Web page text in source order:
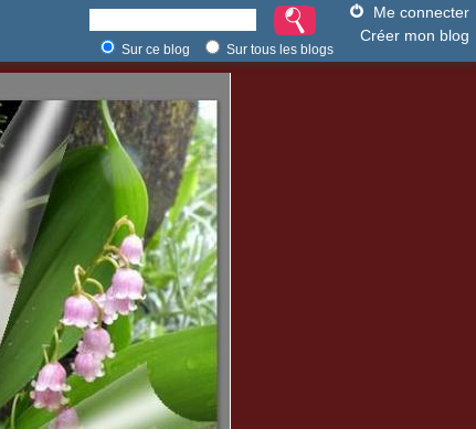
Me connecter
Créer mon blog
Sur ce blog Sur tous les blogs